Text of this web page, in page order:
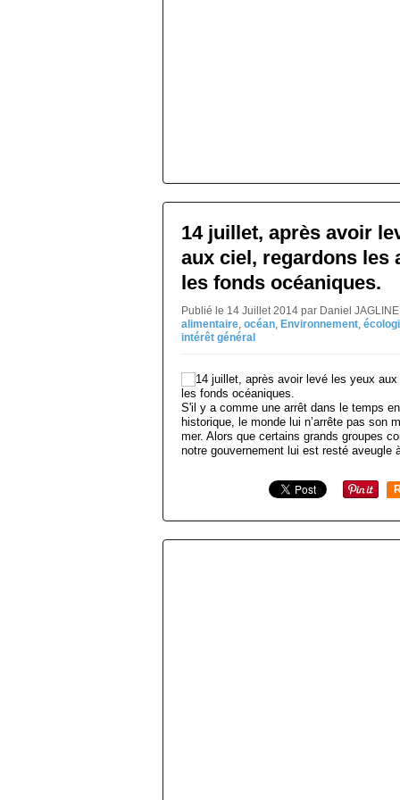
14 juillet, après avoir
aux ciel, regardons les
les fonds océaniques.
Publié le 14 Juillet 2014 par Daniel
alimentaire, océan, Environnement,
intérêt général
S'il y a comme une arrêt dans le temps
historique, le monde lui n’arrête pas son
mer. Alors que certains grands groupes
notre gouvernement lui est resté aveugle